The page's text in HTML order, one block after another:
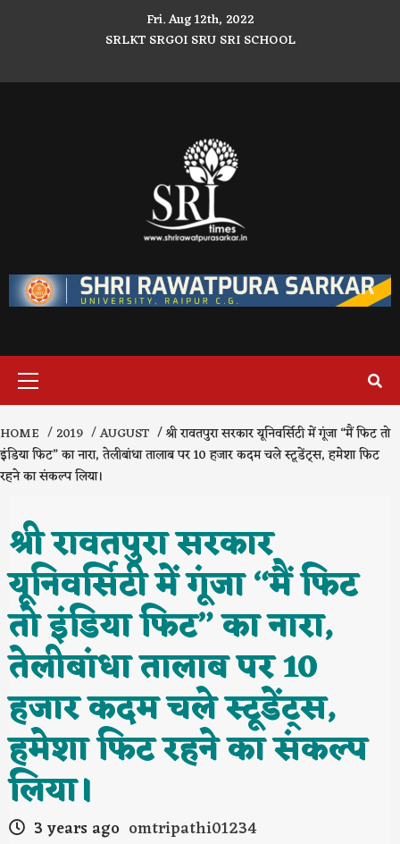
Fri. Aug 12th, 2022
SRLKT SRGOI SRU SRI SCHOOL
HOME 2019 AUGUST
श्री रावतपुरा सरकार यूनिवर्सिटी में गूंजा “मैं फिट तो
इंडिया फिट” का नारा, तेलीबांधा तालाब पर 10 हजार कदम चले स्टूडेंट्स, हमेशा फिट
रहने का संकल्प लिया।
श्री रावतपुरा सरकार
यूनिवर्सिटी में गूंजा “मैं फिट
तो इंडिया फिट” का नारा,
तेलीबांधा तालाब पर 10
हजार कदम चले स्टूडेंट्स,
हमेशा फिट रहने का संकल्प
लिया।
3 years ago omtripathi01234